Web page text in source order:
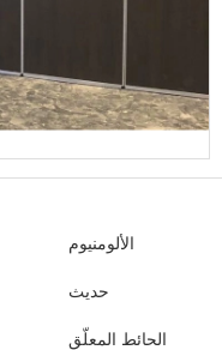
الألومنيوم
حديث
الحائط المعلّق